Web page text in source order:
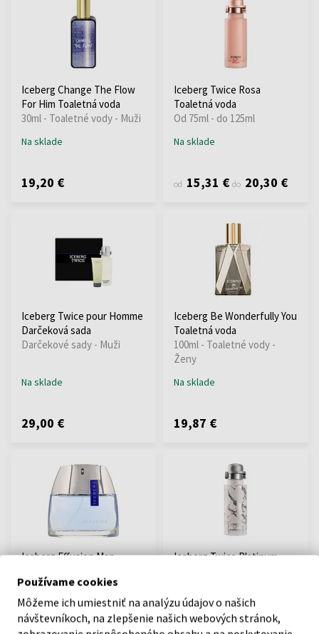
Iceberg Change The Flow
For Him Toaletná voda
30ml - Toaletné vody - Muži
Na sklade
19,20 €
Iceberg Twice Rosa
Toaletná voda
Od 75ml - do 125ml
Na sklade
od 15,31 € do 20,30 €
Iceberg Twice pour Homme
Darčeková sada
Darčekové sady - Muži
Na sklade
29,00 €
Iceberg Be Wonderfully You
Toaletná voda
100ml - Toaletné vody -
Ženy
Na sklade
19,87 €
Iceberg Effusion Man
75ml - Toaletné vody - Muži
Odošleme do 12.08.
Iceberg Twice Platinum
Ženy
Odošleme do 12.08.
Používame cookies
Môžeme ich umiestniť na analýzu údajov o našich
návštevníkoch, na zlepšenie našich webových stránok,